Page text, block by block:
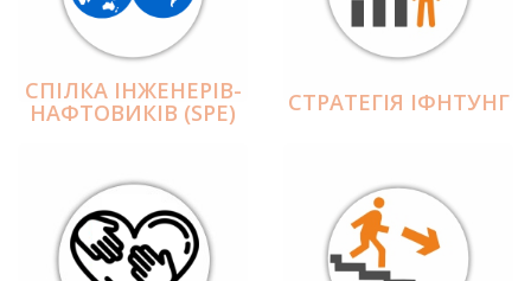
СПІЛКА ІНЖЕНЕРІВ-
НАФТОВИКІВ (SPE) СТРАТЕГІЯ ІФНТУНГ